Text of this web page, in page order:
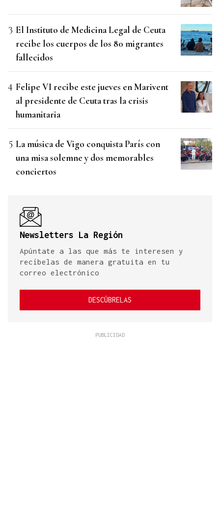
El Instituto de Medicina Legal de Ceuta
recibe los cuerpos de los 80 migrantes
fallecidos
Felipe VI recibe este jueves en Marivent
al presidente de Ceuta tras la crisis
humanitaria
La música de Vigo conquista París con
una misa solemne y dos memorables
conciertos
Newsletters La Región
Apúntate a las que más te interesen y
recíbelas de manera gratuita en tu
correo electrónico
DESCÚBRELAS